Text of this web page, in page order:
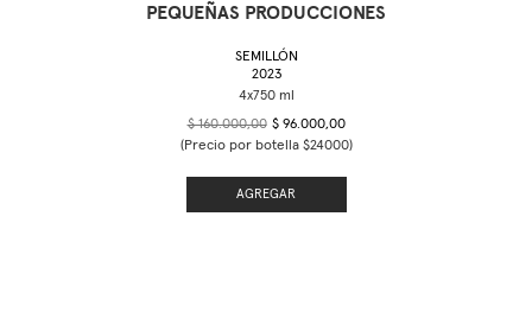
PEQUEÑAS PRODUCCIONES
SEMILLÓN
2023
$ 160.000,00 $ 96.000,00
(Precio por botella $24000)
AGREGAR